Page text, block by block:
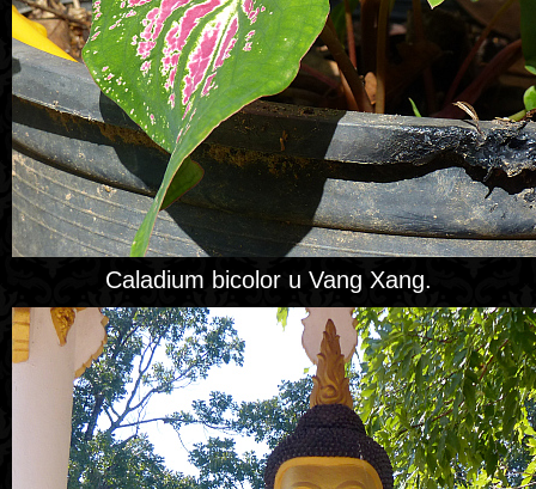
Caladium bicolor u Vang Xang.